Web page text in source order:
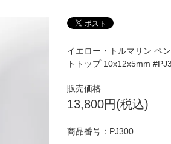
イエロー・トルマリン ペ
トトップ 10x12x5mm
販売価格
13,800円(税込)
商品番号： PJ300